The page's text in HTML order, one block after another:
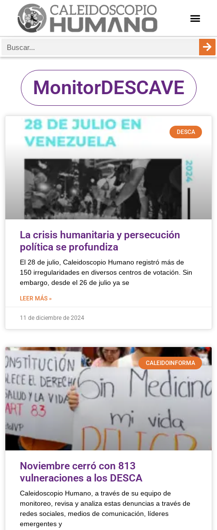
MonitorDESCAVE
DESCA
La crisis humanitaria y persecución
política se profundiza
El 28 de julio, Caleidoscopio Humano registró más de
150 irregularidades en diversos centros de votación. Sin
embargo, desde el 26 de julio ya se
LEER MÁS »
11 de diciembre de 2024
CALEIDOINFORMA
Noviembre cerró con 813
vulneraciones a los DESCA
Caleidoscopio Humano, a través de su equipo de
monitoreo, revisa y analiza estas denuncias a través de
redes sociales, medios de comunicación, líderes
emergentes y